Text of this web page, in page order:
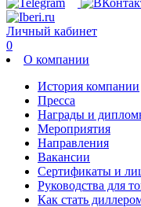
Личный кабинет
0
О компании
История компании
Пресса
Награды и
Мероприятия
Направления
Вакансии
Сертификаты и
Руководства для
Как стать